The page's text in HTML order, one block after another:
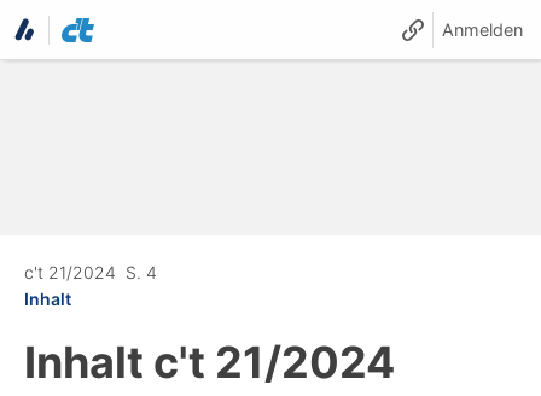
Anmelden
c't 21/2024 S. 4
Inhalt
Inhalt c't 21/2024